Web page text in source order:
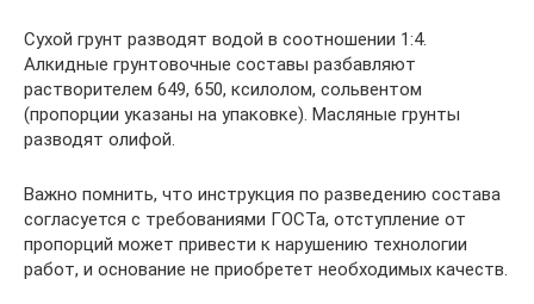
Сухой грунт разводят водой в соотношении 1:4.
Алкидные грунтовочные составы разбавляют
растворителем 649, 650, ксилолом, сольвентом
(пропорции указаны на упаковке). Масляные грунты
разводят олифой.
Важно помнить, что инструкция по разведению состава
согласуется с требованиями ГОСТа, отступление от
пропорций может привести к нарушению технологии
работ, и основание не приобретет необходимых качеств.